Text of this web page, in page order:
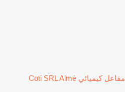
مفاعل كيميائي Coti SRL Almè